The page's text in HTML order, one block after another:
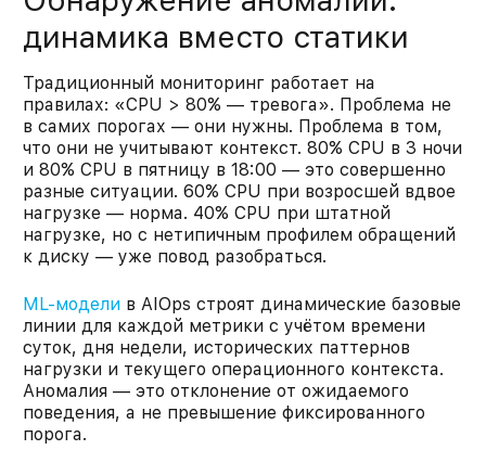
динамика вместо статики
Традиционный мониторинг работает на
правилах: «CPU > 80% — тревога». Проблема не
в самих порогах — они нужны. Проблема в том,
что они не учитывают контекст. 80% CPU в 3 ночи
и 80% CPU в пятницу в 18:00 — это совершенно
разные ситуации. 60% CPU при возросшей вдвое
нагрузке — норма. 40% CPU при штатной
нагрузке, но с нетипичным профилем обращений
к диску — уже повод разобраться.
ML-моделив AIOps строят динамические базовые
линии для каждой метрики с учётом времени
суток, дня недели, исторических паттернов
нагрузки и текущего операционного контекста.
Аномалия — это отклонение от ожидаемого
поведения, а не превышение фиксированного
порога.